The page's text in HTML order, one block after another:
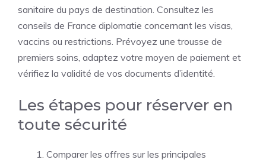
sanitaire du pays de destination. Consultez les
conseils de France diplomatie concernant les visas,
vaccins ou restrictions. Prévoyez une trousse de
premiers soins, adaptez votre moyen de paiement et
vérifiez la validité de vos documents d’identité.
Les étapes pour réserver en
toute sécurité
Comparer les offres sur les principales